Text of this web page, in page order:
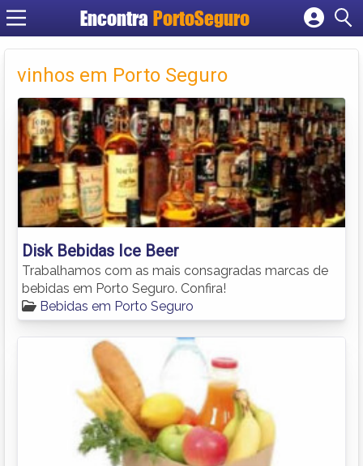
Encontra PortoSeguro
Cadastrar empresa
Criar conta
vinhos em Porto Seguro
Disk Bebidas Ice Beer
Trabalhamos com as mais consagradas marcas de
bebidas em Porto Seguro. Confira!
Bebidas em Porto Seguro